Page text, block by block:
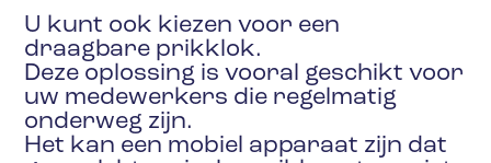
U kunt ook kiezen voor een
draagbare prikklok.
Deze oplossing is vooral geschikt voor
uw medewerkers die regelmatig
onderweg zijn.
Het kan een mobiel apparaat zijn dat